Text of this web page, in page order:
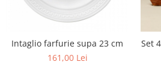
Intaglio farfurie supa 23 cm
161,00 Lei
Set